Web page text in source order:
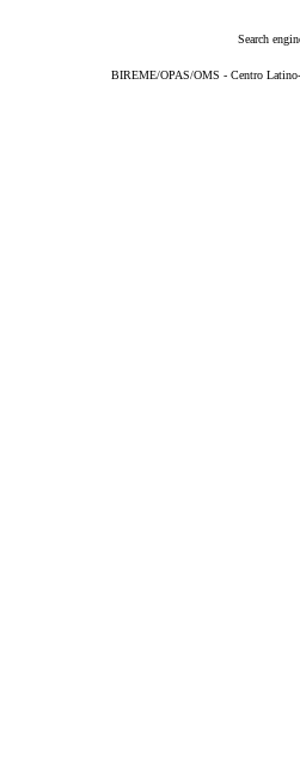
Search
BIREME/OPAS/OMS - Centro Latino-